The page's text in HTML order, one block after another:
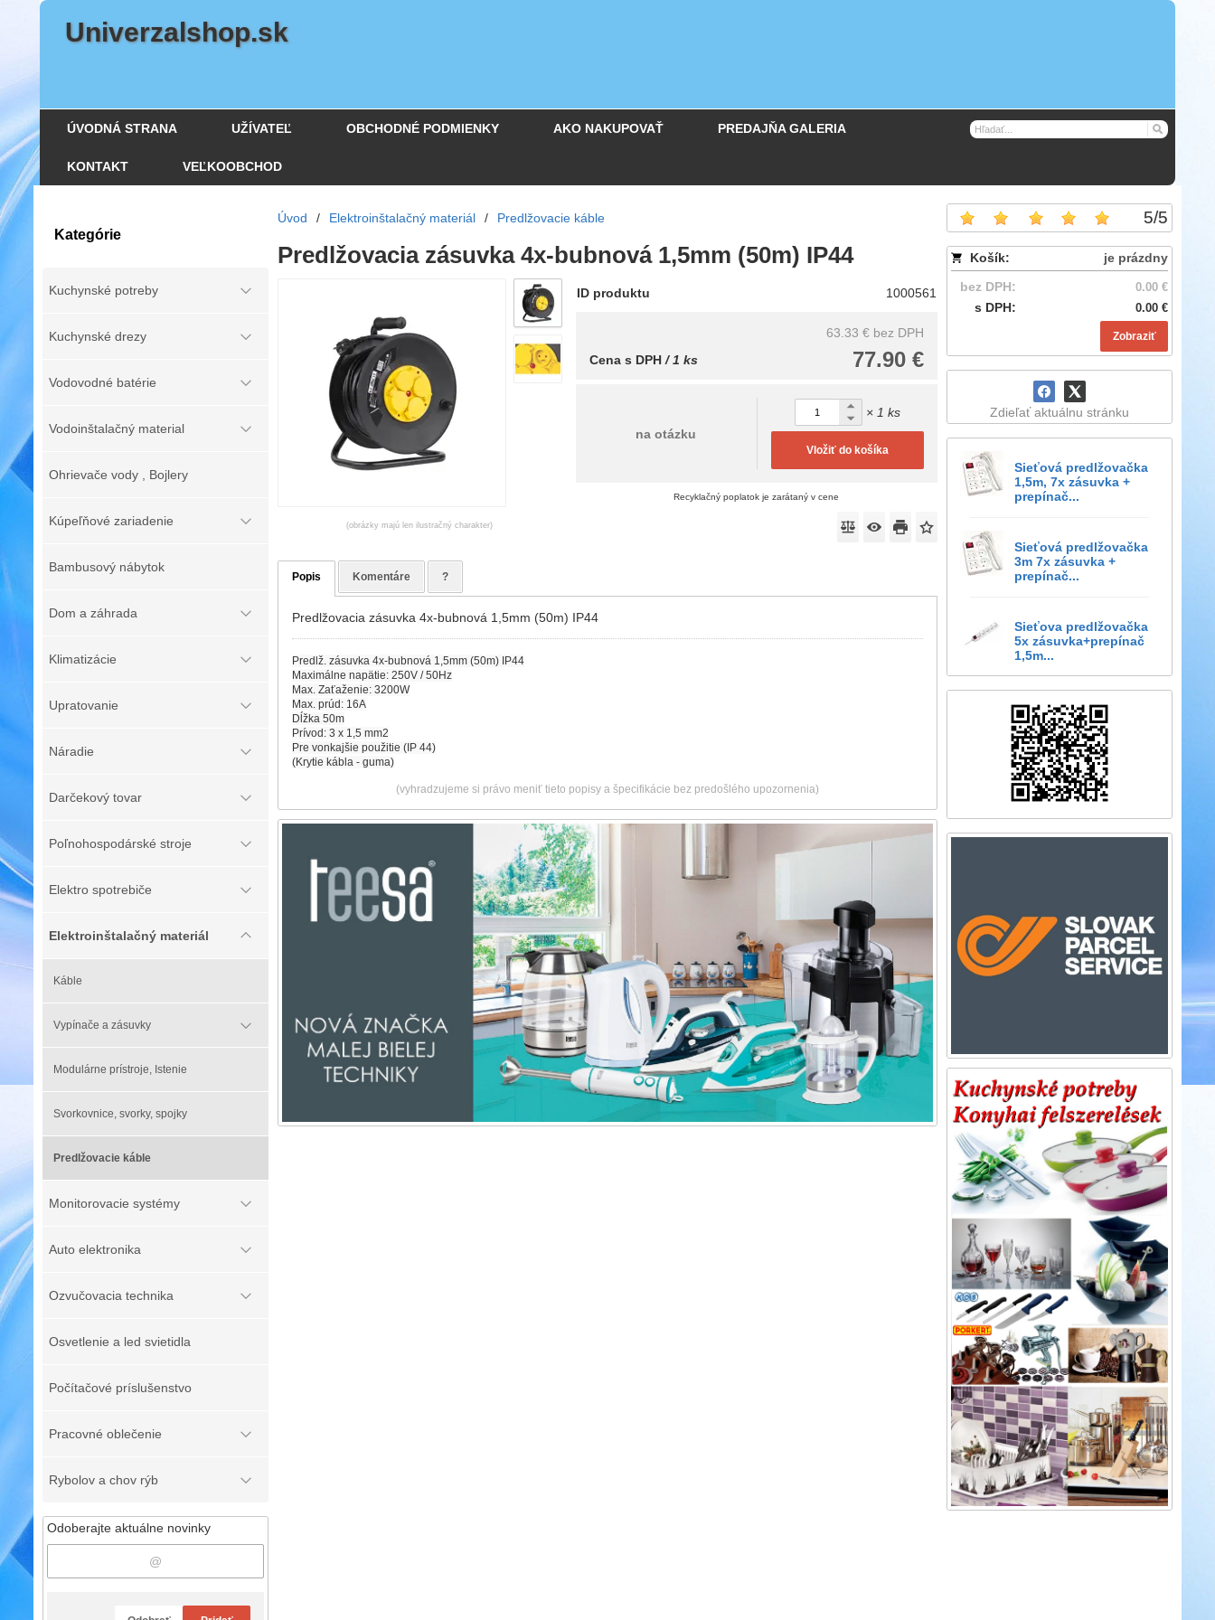
Univerzalshop.sk
ÚVODNÁ STRANA UŽÍVATEĽ OBCHODNÉ PODMIENKY AKO NAKUPOVAŤ PREDAJŇA GALERIA
KONTAKT VEĽKOOBCHOD
Kategórie
Kuchynské potreby
Kuchynské drezy
Vodovodné batérie
Vodoinštalačný material
Ohrievače vody , Bojlery
Kúpeľňové zariadenie
Bambusový nábytok
Dom a záhrada
Klimatizácie
Upratovanie
Náradie
Darčekový tovar
Poľnohospodárské stroje
Elektro spotrebiče
Elektroinštalačný materiál
Káble
Vypínače a zásuvky
Modulárne prístroje, Istenie
Svorkovnice, svorky, spojky
Predlžovacie káble
Monitorovacie systémy
Auto elektronika
Ozvučovacia technika
Osvetlenie a led svietidla
Počítačové príslušenstvo
Pracovné oblečenie
Rybolov a chov rýb
Odoberajte aktuálne novinky
5/5
Košík:
je prázdny
bez DPH:
0.00 €
s DPH: 0.00 €
Zobraziť
Zdieľať aktuálnu stránku
Sieťová predlžovačka
1,5m, 7x zásuvka +
prepínač...
Sieťová predlžovačka
3m 7x zásuvka +
prepínač...
Sieťova predlžovačka
5x zásuvka+prepínač
1,5m...
Úvod / Elektroinštalačný materiál / Predlžovacie káble
Predlžovacia zásuvka 4x-bubnová 1,5mm (50m) IP44
(obrázky majú len ilustračný charakter)
ID produktu 1000561
63.33 € bez DPH
77.90 €
Cena s DPH/ 1 ks
na otázku
× 1 ks
Vložiť do košíka
Recyklačný poplatok je zarátaný v cene
Popis Komentáre ?
Predlžovacia zásuvka 4x-bubnová 1,5mm (50m) IP44
Predlž. zásuvka 4x-bubnová 1,5mm (50m) IP44
Maximálne napätie: 250V / 50Hz
Max. Zaťaženie: 3200W
Max. prúd: 16A
Dĺžka 50m
Prívod: 3 x 1,5 mm2
Pre vonkajšie použitie (IP 44)
(Krytie kábla - guma)
(vyhradzujeme si právo meniť tieto popisy a špecifikácie bez predošlého upozornenia)